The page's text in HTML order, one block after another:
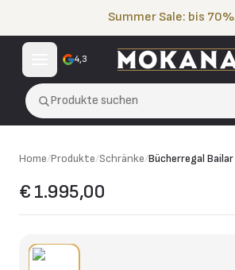
Summer Sale: bis 70%
4,3
Produkte suchen
Home/Produkte/Schränke/Bücherregal Bailar
€ 1.995,00